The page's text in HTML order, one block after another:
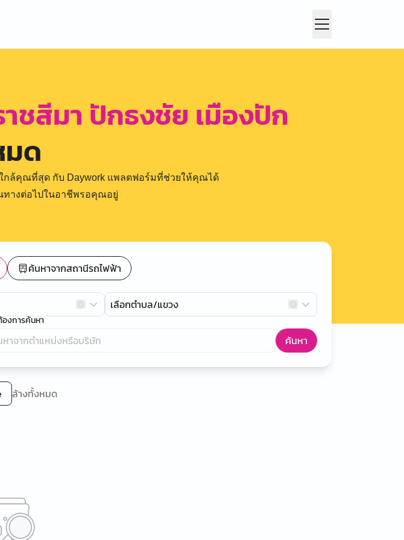
ชสีมา ปักธงชัย เมืองปัก
ด
ล้คุณที่สุด กับ Daywork แพลตฟอร์มที่ช่วยให้คุณได้
นทางต่อไปในอาชีพรอคุณอยู่
ค้นหาจากสถานีรถไฟฟ้า
เลือกตำบล/แขวง
งการค้นหา
ค้นหา
ล้างทั้งหมด